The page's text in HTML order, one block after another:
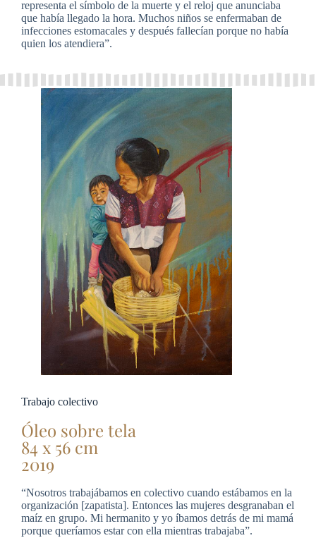
representa el símbolo de la muerte y el reloj que anunciaba
que había llegado la hora. Muchos niños se enfermaban de
infecciones estomacales y después fallecían porque no había
quien los atendiera”.
Trabajo colectivo
Óleo sobre tela
84 x 56 cm
2019
“Nosotros trabajábamos en colectivo cuando estábamos en la
organización [zapatista]. Entonces las mujeres desgranaban el
maíz en grupo. Mi hermanito y yo íbamos detrás de mi mamá
porque queríamos estar con ella mientras trabajaba”.